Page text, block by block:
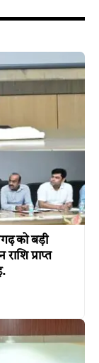
को बड़ी
प्राप्त